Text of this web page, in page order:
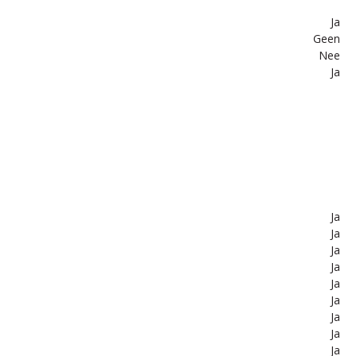
Ja
Geen
Nee
Ja
Ja
Ja
Ja
Ja
Ja
Ja
Ja
Ja
Ja